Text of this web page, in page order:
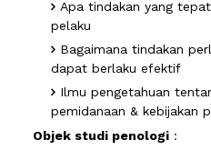
Apa tindakan yang
pelaku
Bagaimana tindakan
dapat berlaku efektif
Ilmu pengetahuan
pemidanaan & kebijakan
Objek studi penologi :